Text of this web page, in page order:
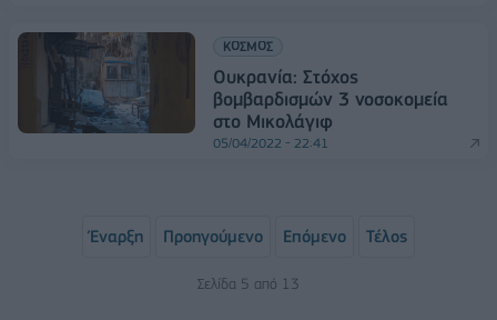
ΚΟΣΜΟΣ
Ουκρανία: Στόχος
βομβαρδισμών 3 νοσοκομεία
στο Μικολάγιφ
05/04/2022 - 22:41
Έναρξη Προηγούμενο Επόμενο Τέλος
Σελίδα 5 από 13